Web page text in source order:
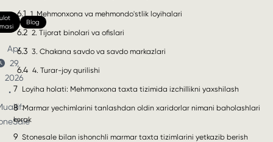
Blog
Apr
29,
2026
•
6.1 1. Mehmonxona va mehmondo'stlik loyihalari
6.2 2. Tijorat binolari va ofislari
6.3 3. Chakana savdo va savdo markazlari
6.4 4. Turar-joy qurilishi
7 Loyiha holati: Mehmonxona taxta tizimida izchillikni yaxshilash
8 Marmar yechimlarini tanlashdan oldin xaridorlar nimani baholashlari
kerak
9 Stonesale bilan ishonchli marmar taxta tizimlarini yetkazib berish